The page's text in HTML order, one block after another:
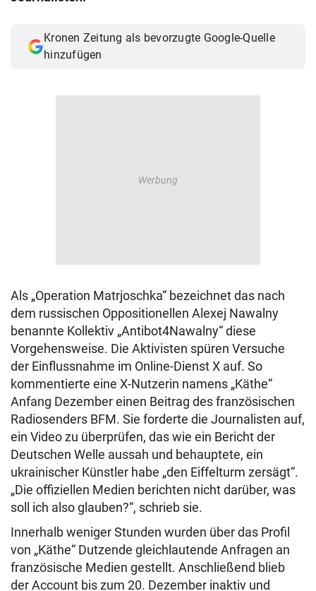
Kronen Zeitung als bevorzugte Google-Quelle
hinzufügen
Als „Operation Matrjoschka“ bezeichnet das nach
dem russischen Oppositionellen Alexej Nawalny
benannte Kollektiv „Antibot4Nawalny“ diese
Vorgehensweise. Die Aktivisten spüren Versuche
der Einflussnahme im Online-Dienst X auf. So
kommentierte eine X-Nutzerin namens „Käthe“
Anfang Dezember einen Beitrag des französischen
Radiosenders BFM. Sie forderte die Journalisten auf,
ein Video zu überprüfen, das wie ein Bericht der
Deutschen Welle aussah und behauptete, ein
ukrainischer Künstler habe „den Eiffelturm zersägt“.
„Die offiziellen Medien berichten nicht darüber, was
soll ich also glauben?“, schrieb sie.
Innerhalb weniger Stunden wurden über das Profil
von „Käthe“ Dutzende gleichlautende Anfragen an
französische Medien gestellt. Anschließend blieb
der Account bis zum 20. Dezember inaktiv und